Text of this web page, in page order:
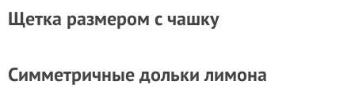
Щетка размером с чашку
Симметричные дольки лимона